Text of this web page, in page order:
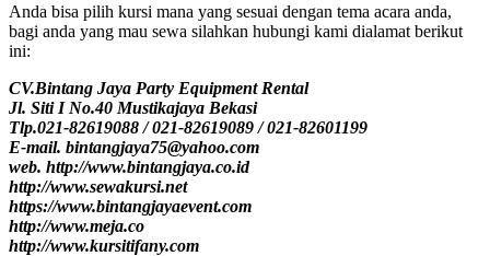
Anda bisa pilih kursi mana yang sesuai dengan tema acara anda,
bagi anda yang mau sewa silahkan hubungi kami dialamat berikut
ini:
CV.Bintang Jaya Party Equipment Rental
Jl. Siti I No.40 Mustikajaya Bekasi
Tlp.021-82619088 / 021-82619089 / 021-82601199
E-mail. bintangjaya75@yahoo.com
web. http://www.bintangjaya.co.id
http://www.sewakursi.net
https://www.bintangjayaevent.com
http://www.meja.co
http://www.kursitifany.com